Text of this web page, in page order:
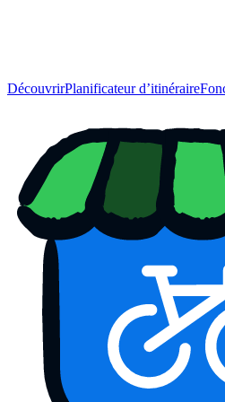
DécouvrirPlanificateur d’itinéraire